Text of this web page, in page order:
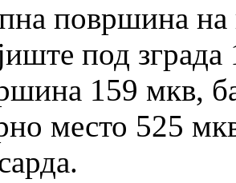
површина на
под
159 мкв,
место 525